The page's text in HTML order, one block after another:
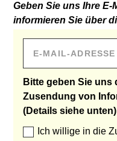
Geben Sie uns Ihre
informieren Sie über
Bitte geben Sie
Zusendung von
(Details siehe
Ich willige in die